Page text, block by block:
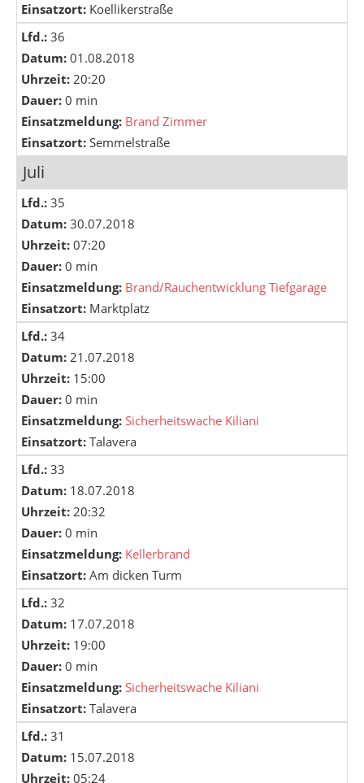
Einsatzort: Koellikerstraße
Lfd.: 36
Datum: 01.08.2018
Uhrzeit: 20:20
Dauer: 0 min
Einsatzmeldung: Brand Zimmer
Einsatzort: Semmelstraße
Juli
Lfd.: 35
Datum: 30.07.2018
Uhrzeit: 07:20
Dauer: 0 min
Einsatzmeldung: Brand/Rauchentwicklung Tiefgarage
Einsatzort: Marktplatz
Lfd.: 34
Datum: 21.07.2018
Uhrzeit: 15:00
Dauer: 0 min
Einsatzmeldung: Sicherheitswache Kiliani
Einsatzort: Talavera
Lfd.: 33
Datum: 18.07.2018
Uhrzeit: 20:32
Dauer: 0 min
Einsatzmeldung: Kellerbrand
Einsatzort: Am dicken Turm
Lfd.: 32
Datum: 17.07.2018
Uhrzeit: 19:00
Dauer: 0 min
Einsatzmeldung: Sicherheitswache Kiliani
Einsatzort: Talavera
Lfd.: 31
Datum: 15.07.2018
Uhrzeit: 05:24